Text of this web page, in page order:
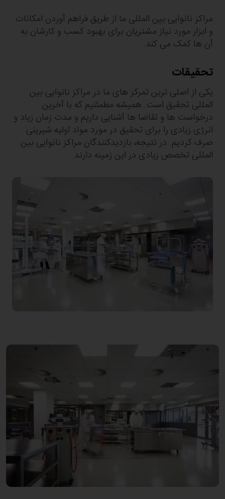
مراکز نانوایی بین المللی ما از طریق فراهم آوردن امکانات
و ابزار مورد نیاز مشتریان برای بهبود کسب و کارشان به
آن ها کمک می کند.
تحقیقات
یکی از اصلی ترین تمرکز های ما در مراکز نانوایی بین
المللی تحقیق است. همیشه مطمئنیم که با آخرین
درخواست ها و تقاضا ها آشنایی داریم و مدت زمان زیاد و
انرژی زیادی را برای تحقیق در مورد مواد اولیه شیرینی
صرف کردیم. در نتیجه، بازدیدکنندگان مراکز نانوایی بین
المللی تخصص زیادی در این زمینه دارند.